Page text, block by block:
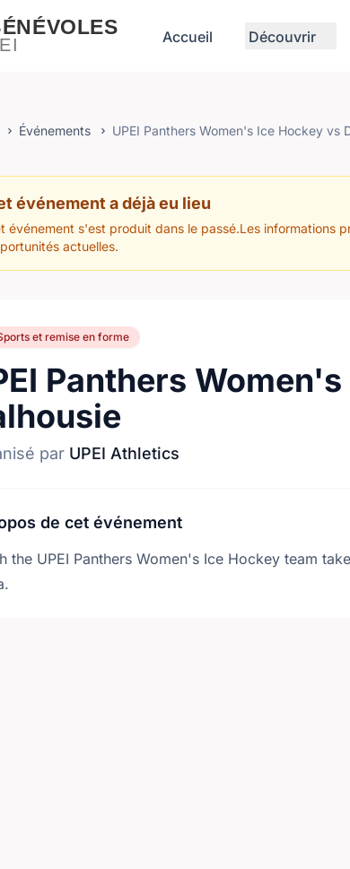
Accueil Découvrir
Événements UPEI Panthers Women's Ice Hockey vs
événement a déjà eu lieu
événement s'est produit dans le passé.Les informations
actuelles.
et remise en forme
Panthers
par UPEI Athletics
de cet événement
the UPEI Panthers Women's Ice Hockey team